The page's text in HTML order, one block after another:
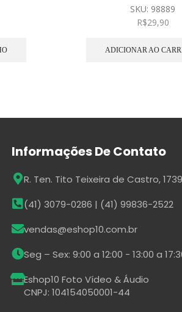
SKU: 98889
R$29,90
ADICIONAR AO
Informações De Contato
R. Ten. Tito Teixeira de Castro,
(41) 3079-0286 | (41) 99836-2522
vendas@eshop10.com.br
Seg – Sex: 9:00 a 12:00 - 13:00 a
Eshop10 Foto Vídeo & Áudio
CNPJ: 104154050001-44